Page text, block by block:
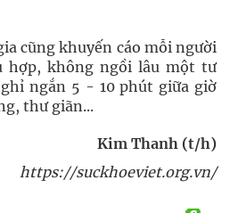
cũng khuyến cáo mỗi người
hợp, không ngồi lâu một tư
ngắn 5 - 10 phút giữa giờ
thư giãn...
Kim Thanh (t/h)
https://suckhoeviet.org.vn/